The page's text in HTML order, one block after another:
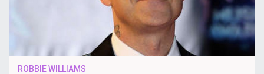
ROBBIE WILLIAMS